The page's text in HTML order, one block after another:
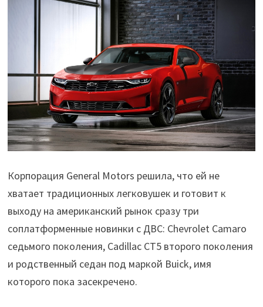
Корпорация General Motors решила, что ей не
хватает традиционных легковушек и готовит к
выходу на американский рынок сразу три
соплатформенные новинки с ДВС: Chevrolet Camaro
седьмого поколения, Cadillac CT5 второго поколения
и родственный седан под маркой Buick, имя
которого пока засекречено.